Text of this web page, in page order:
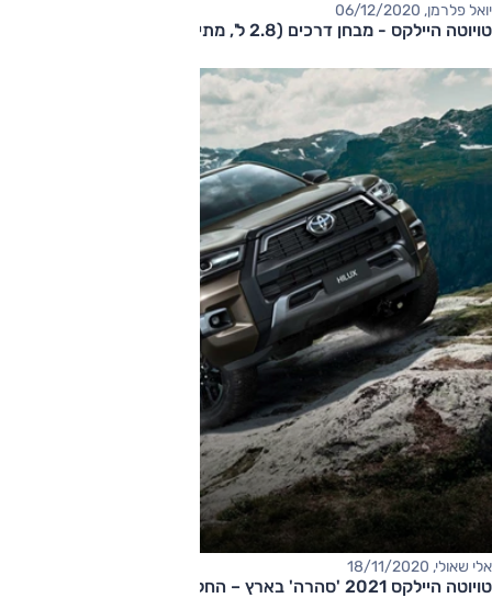
יואל פלרמן, 06/12/2020
טויוטה היילקס - מבחן דרכים (2.8 ל', מתיחת פנים)
אלי שאולי, 18/11/2020
טויוטה היילקס 2021 'סהרה' בארץ – החל מ-299,000 שקלים